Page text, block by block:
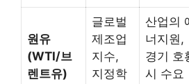
원유
(WTI/브
렌트유)
글로벌
제조업
지수,
지정학
산업의
너지원,
경기 호
시 수요